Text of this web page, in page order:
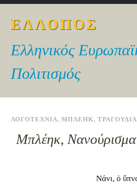
ΕΛΛΟΠΟΣ
Ελληνικός
Πολιτισμός
ΛΟΓΟΤΕΧΝΙΑ,ΜΠΛΕΗΚ,
Μπλέηκ, Νανούρισμα
Νάνι, ὁ